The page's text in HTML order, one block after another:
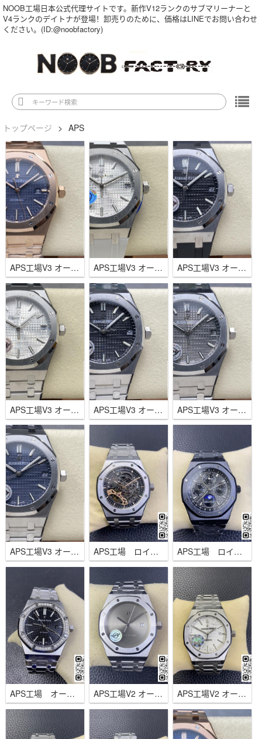
NOOB工場日本公式代理サイトです。新作V12ランクのサブマリーナーと
V4ランクのデイトナが登場！卸売りのために、価格はLINEでお問い合わせ
ください。(ID:@noobfactory)
トップページ > APS
APS工場V3 オーデマピゲ ロイヤル オーク15400 41ｍｍ ブルー/ローズゴールド 4302ムーブメント APS工場V3 オーデマピゲ ロイヤル オーク15500 41ｍｍ ホワイト 4302ムーブメント APS工場V3 オーデマピゲ ロイヤル オーク15500 41ｍｍ ブラック 4302ムーブメント
APS工場V3 オーデマピゲ ロイヤル オーク15500 41ｍｍ シルバー 4302ムーブメント APS工場V3 オーデマピゲ ロイヤル オーク15500 41ｍｍ ブラック 4302ムーブメント APS工場V3 オーデマピゲ ロイヤル オーク15500 41ｍｍ グレー 4302ムーブメント
APS工場V3 オーデマピゲ ロイヤル オーク15500 41ｍｍ ブルー 4302ムーブメント APS工場 ロイヤル オーク ダブル バランスホイール オープンワーク15407st 41ｍｍ 一体式3132ムーブメ APS工場 ロイヤル オーク パーペチュアルカレンダー 黒セラミック41ｍｍ 26579 5134ムーブメント
APS工場 オーデマピゲ ロイヤル オーク 37ｍｍ 15451 3120ムーブメント APS工場V2 オーデマピゲ ロイヤル オーク15400 Mad paris × 1017 Alyx 9SM 3120ム APS工場V2 オーデマピゲ ロイヤル オーク15400ホワイト 41ｍｍ 一体式3120ムーブメント